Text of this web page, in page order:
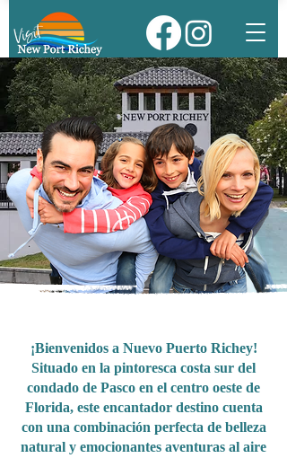
¡Bienvenidos a Nuevo Puerto Richey!
Situado en la pintoresca costa sur del
condado de Pasco en el centro oeste de
Florida, este encantador destino cuenta
con una combinación perfecta de belleza
natural y emocionantes aventuras al aire